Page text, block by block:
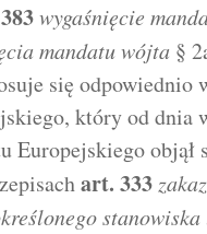
383wygaśnięcie
mandatu wójta §
się odpowiednio
który od dnia
Europejskiego
art. 333